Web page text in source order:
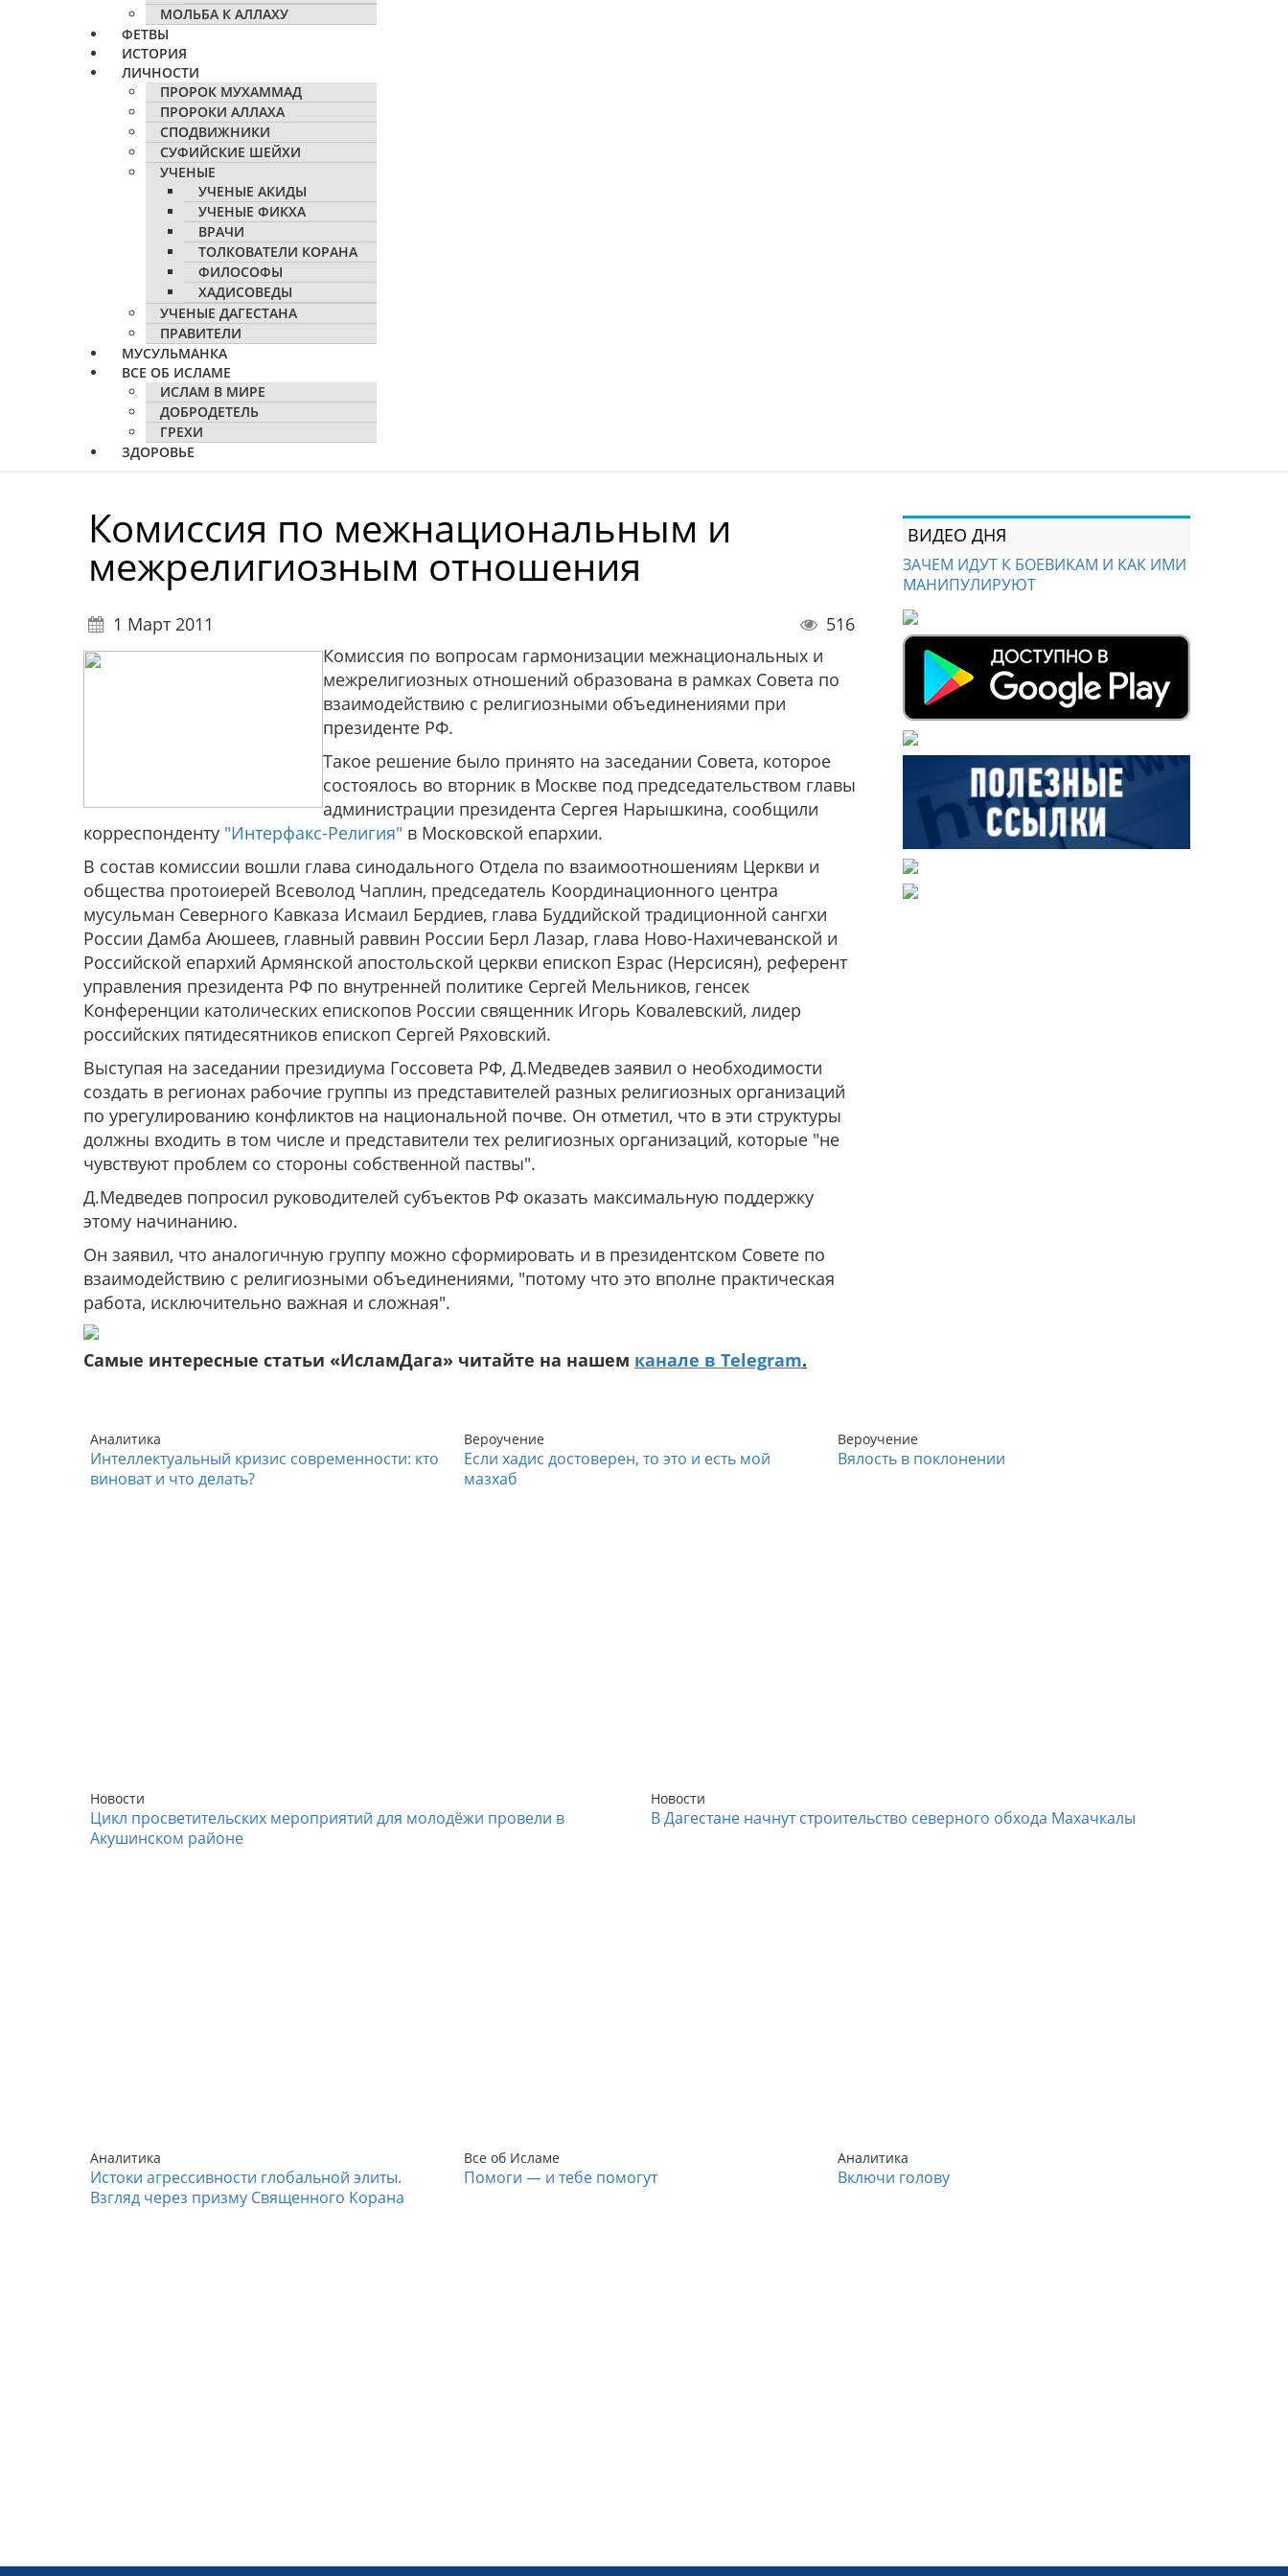
МОЛЬБА К АЛЛАХУ
ФЕТВЫ
ИСТОРИЯ
ЛИЧНОСТИ
ПРОРОК МУХАММАД
ПРОРОКИ АЛЛАХА
СПОДВИЖНИКИ
СУФИЙСКИЕ ШЕЙХИ
УЧЕНЫЕ
УЧЕНЫЕ АКИДЫ
УЧЕНЫЕ ФИКХА
ВРАЧИ
ТОЛКОВАТЕЛИ КОРАНА
ФИЛОСОФЫ
ХАДИСОВЕДЫ
УЧЕНЫЕ ДАГЕСТАНА
ПРАВИТЕЛИ
МУСУЛЬМАНКА
ВСЕ ОБ ИСЛАМЕ
ИСЛАМ В МИРЕ
ДОБРОДЕТЕЛЬ
ГРЕХИ
ЗДОРОВЬЕ
Комиссия по межнациональным и
межрелигиозным отношения
1 Март 2011
516
Комиссия по вопросам гармонизации межнациональных и
межрелигиозных отношений образована в рамках Совета по
взаимодействию с религиозными объединениями при
президенте РФ.
Такое решение было принято на заседании Совета, которое
состоялось во вторник в Москве под председательством главы
администрации президента Сергея Нарышкина, сообщили
корреспонденту "Интерфакс-Религия" в Московской епархии.
В состав комиссии вошли глава синодального Отдела по взаимоотношениям Церкви и
общества протоиерей Всеволод Чаплин, председатель Координационного центра
мусульман Северного Кавказа Исмаил Бердиев, глава Буддийской традиционной сангхи
России Дамба Аюшеев, главный раввин России Берл Лазар, глава Ново-Нахичеванской и
Российской епархий Армянской апостольской церкви епископ Езрас (Нерсисян), референт
управления президента РФ по внутренней политике Сергей Мельников, генсек
Конференции католических епископов России священник Игорь Ковалевский, лидер
российских пятидесятников епископ Сергей Ряховский.
Выступая на заседании президиума Госсовета РФ, Д.Медведев заявил о необходимости
создать в регионах рабочие группы из представителей разных религиозных организаций
по урегулированию конфликтов на национальной почве. Он отметил, что в эти структуры
должны входить в том числе и представители тех религиозных организаций, которые "не
чувствуют проблем со стороны собственной паствы".
Д.Медведев попросил руководителей субъектов РФ оказать максимальную поддержку
этому начинанию.
Он заявил, что аналогичную группу можно сформировать и в президентском Совете по
взаимодействию с религиозными объединениями, "потому что это вполне практическая
работа, исключительно важная и сложная".
Самые интересные статьи «ИсламДага» читайте на нашем канале в Telegram.
ВИДЕО ДНЯ
ЗАЧЕМ ИДУТ К БОЕВИКАМ И КАК ИМИ
МАНИПУЛИРУЮТ
Аналитика
Интеллектуальный кризис современности: кто
виноват и что делать?
Вероучение
Если хадис достоверен, то это и есть мой
мазхаб
Вероучение
Вялость в поклонении
Новости
Цикл просветительских мероприятий для молодёжи провели в
Акушинском районе
Новости
В Дагестане начнут строительство северного обхода Махачкалы
Аналитика
Истоки агрессивности глобальной элиты.
Взгляд через призму Священного Корана
Все об Исламе
Помоги — и тебе помогут
Аналитика
Включи голову